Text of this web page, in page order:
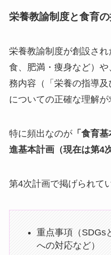
栄養教諭制度と食育
栄養教諭制度が創設さ
食、肥満・痩身など）
務内容（「栄養の指導及
についての正確な理解が
特に頻出なのが「食育基
進基本計画（現在は第4
第4次計画で掲げられて
重点事項（SDGs
への対応など）